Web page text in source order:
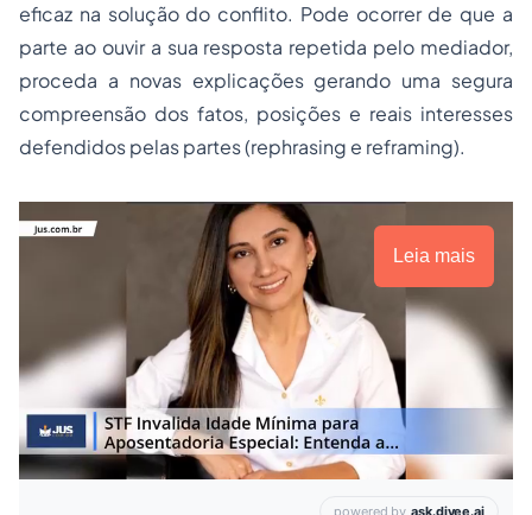
eficaz na solução do conflito. Pode ocorrer de que a
parte ao ouvir a sua resposta repetida pelo mediador,
proceda a novas explicações gerando uma segura
compreensão dos fatos, posições e reais interesses
defendidos pelas partes (rephrasing e reframing).
Leia mais